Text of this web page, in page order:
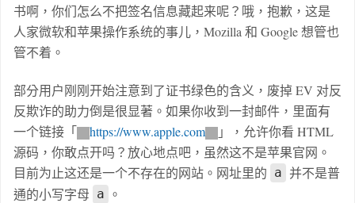
书啊，你们怎么不把签名信息藏起来呢？哦，抱歉，这是
人家微软和苹果操作系统的事儿，Mozilla 和 Google 想管也
管不着。
部分用户刚刚开始注意到了证书绿色的含义，废掉 EV 对反
反欺诈的助力倒是很显著。如果你收到一封邮件，里面有
一个链接「
https://www.apple.com
」，允许你看 HTML
源码，你敢点开吗？放心地点吧，虽然这不是苹果官网。
目前为止这还是一个不存在的网站。网址里的 а 并不是普
通的小写字母 a 。